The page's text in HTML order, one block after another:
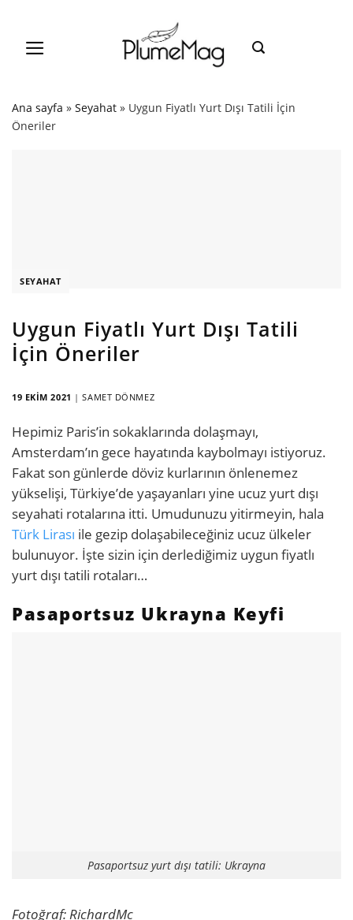
content
Ana sayfa » Seyahat » Uygun Fiyatlı Yurt Dışı Tatili İçin
Öneriler
SEYAHAT
Uygun Fiyatlı Yurt Dışı Tatili
İçin Öneriler
19 EKIM 2021 |SAMET DÖNMEZ
Hepimiz Paris’in sokaklarında dolaşmayı,
Amsterdam’ın gece hayatında kaybolmayı istiyoruz.
Fakat son günlerde döviz kurlarının önlenemez
yükselişi, Türkiye’de yaşayanları yine ucuz yurt dışı
seyahati rotalarına itti. Umudunuzu yitirmeyin, hala
Türk Lirası ile gezip dolaşabileceğiniz ucuz ülkeler
bulunuyor. İşte sizin için derlediğimiz uygun fiyatlı
yurt dışı tatili rotaları…
Pasaportsuz Ukrayna Keyfi
Pasaportsuz yurt dışı tatili: Ukrayna
Fotoğraf: RichardMc